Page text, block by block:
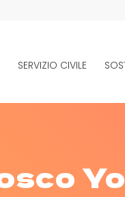
SERVIZIO CIVILE